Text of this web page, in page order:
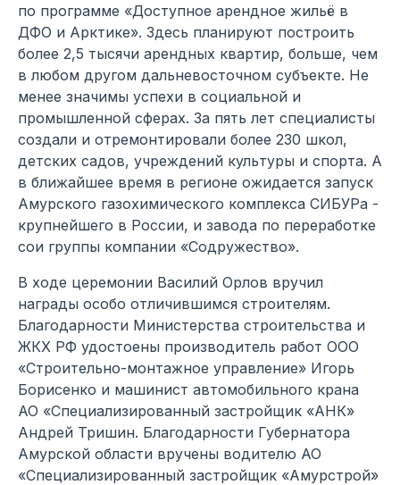
по программе «Доступное арендное жильё в
ДФО и Арктике». Здесь планируют построить
более 2,5 тысячи арендных квартир, больше, чем
в любом другом дальневосточном субъекте. Не
менее значимы успехи в социальной и
промышленной сферах. За пять лет специалисты
создали и отремонтировали более 230 школ,
детских садов, учреждений культуры и спорта. А
в ближайшее время в регионе ожидается запуск
Амурского газохимического комплекса СИБУРа -
крупнейшего в России, и завода по переработке
сои группы компании «Содружество».
В ходе церемонии Василий Орлов вручил
награды особо отличившимся строителям.
Благодарности Министерства строительства и
ЖКХ РФ удостоены производитель работ ООО
«Строительно-монтажное управление» Игорь
Борисенко и машинист автомобильного крана
АО «Специализированный застройщик «АНК»
Андрей Тришин. Благодарности Губернатора
Амурской области вручены водителю АО
«Специализированный застройщик «Амурстрой»